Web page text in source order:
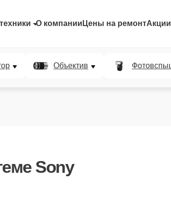
О компании Цены на ремонтАкции
Объектив
Sony